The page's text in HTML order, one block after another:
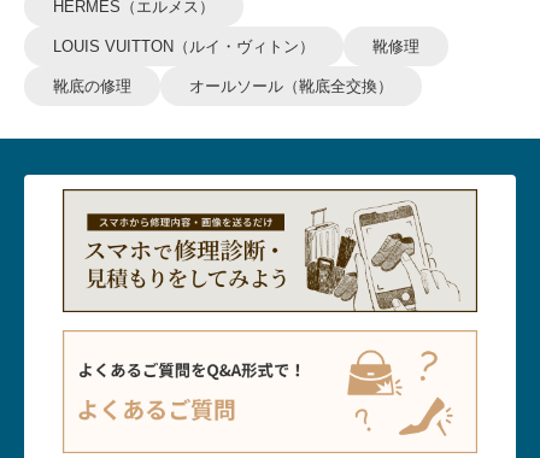
HERMES（エルメス）
LOUIS VUITTON（ルイ・ヴィトン） 靴修理
靴底の修理 オールソール（靴底全交換）